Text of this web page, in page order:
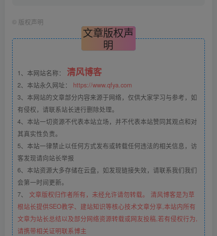
© 版权声明
文章版权声
明
1、本网站名称： 清风博客
2、本站永久网址： https://www.qfya.com
3、本网站的文章部分内容来源于网络，仅供大家学习与参考，如
有侵权，请联系站长进行删除处理。
4、本站一切资源不代表本站立场，并不代表本站赞同其观点和对
其真实性负责。
5、本站一律禁止以任何方式发布或转载任何违法的相关信息，访
客发现请向站长举报
6、本站资源大多存储在云盘，如发现链接失效，请联系我们我们
会第一时间更新。
7、 文章版权归作者所有，未经允许请勿转载。 清风博客是为草
根站长提供SEO教学、建站知识等核心技术文章分享,本站内所有
文章为站长总结以及部分网络资源转载或网友投稿,若有侵权行为,
请携带相关证明联系博主